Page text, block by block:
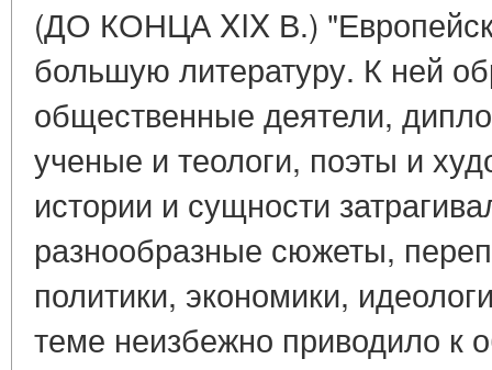
(ДО КОНЦА XIX В.)
большую литературу. К ней
общественные деятели,
ученые и теологи, поэты и
истории и сущности
разнообразные сюжеты,
политики, экономики,
теме неизбежно приводило к